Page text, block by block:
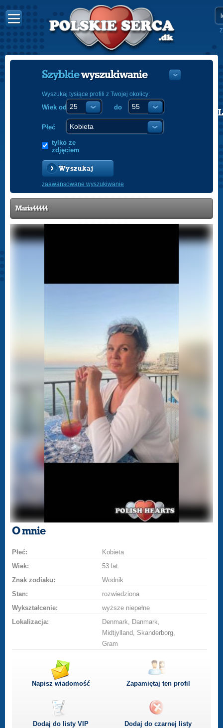
POLISH
Szybkiewyszukiwanie
Wyszukaj tysiące profili z Twojej okolicy:
Wiek od do
Płeć
tylko ze
zdjęciem
Wyszukaj
zaawansowane wyszukiwanie
Maria44444
O mnie
Płeć:
Kobieta
Wiek:
53 lat
Znak zodiaku:
Wodnik
Stan:
rozwiedziona
Wykształcenie:
wyższe niepełne
Lokalizacja:
Denmark, Danmark,
Midtjylland, Skanderborg,
Gram
Napisz wiadomość Zapamiętaj ten profil
Dodaj do listyVIP Dodaj do czarnej listy